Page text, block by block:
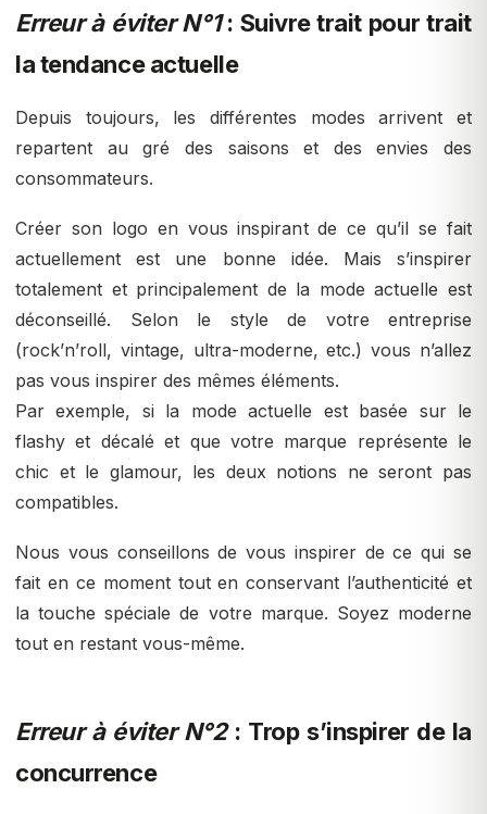
Erreur à éviter N°1: Suivre trait pour trait
la tendance actuelle
Depuis toujours, les différentes modes arrivent et
repartent au gré des saisons et des envies des
consommateurs.
Créer son logo en vous inspirant de ce qu’il se fait
actuellement est une bonne idée. Mais s’inspirer
totalement et principalement de la mode actuelle est
déconseillé. Selon le style de votre entreprise
(rock’n’roll, vintage, ultra-moderne, etc.) vous n’allez
pas vous inspirer des mêmes éléments.
Par exemple, si la mode actuelle est basée sur le
flashy et décalé et que votre marque représente le
chic et le glamour, les deux notions ne seront pas
compatibles.
Nous vous conseillons de vous inspirer de ce qui se
fait en ce moment tout en conservant l’authenticité et
la touche spéciale de votre marque. Soyez moderne
tout en restant vous-même.
Erreur à éviter N°2: Trop s’inspirer de la
concurrence